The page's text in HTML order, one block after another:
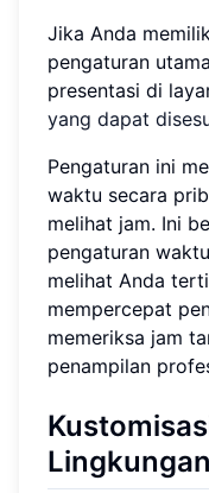
Jika Anda
pengaturan
presentasi di
yang dapat
Pengaturan ini
waktu secara
melihat jam. Ini
pengaturan
melihat Anda
mempercepat
memeriksa jam
penampilan